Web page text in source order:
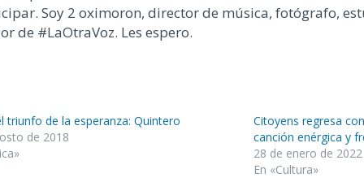
Soy 2 oximoron, director de música, fotógrafo,
de #LaOtraVoz. Les espero.
triunfo de la esperanza: Quintero
de 2018
Citoyens regresa
canción enérgica y
28 de enero de 2022
En «Cultura»